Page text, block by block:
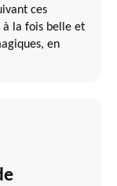
ces
à la fois belle et
en